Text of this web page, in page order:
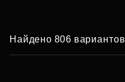
Найдено 806 вариантов